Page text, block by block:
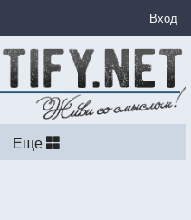
Вход
Еще